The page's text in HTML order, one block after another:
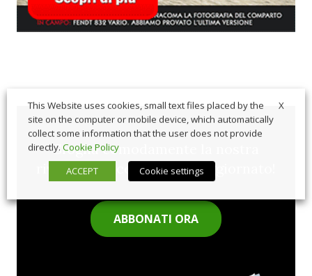
Sfoglia comodamente la nostra
rivista cartacea e rimani aggiornato!
ABBONATI ORA
X
This Website uses cookies, small text files placed by the
site on the computer or mobile device, which automatically
collect some information that the user does not provide
directly. Cookie Policy
ACCEPT
Cookie settings